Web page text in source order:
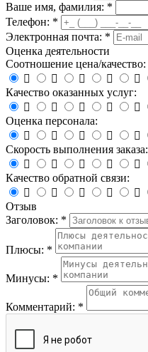
Ваше имя, фамилия: *
Телефон: *
Электронная почта: *
Оценка деятельности
Соотношение цена/качество:

   
Качество оказанных услуг:

   
Оценка персонала:

   
Скорость выполнения заказа:

   
Качество обратной связи:

   
Отзыв
Заголовок: *
Плюсы: *
Минусы: *
Комментарий: *